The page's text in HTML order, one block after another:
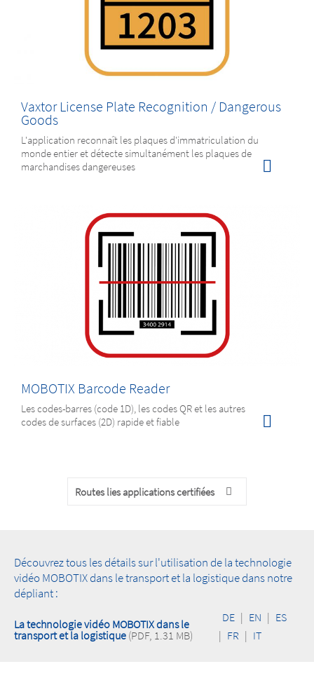
Vaxtor License Plate Recognition / Dangerous
Goods
L'application reconnaît les plaques d'immatriculation du
monde entier et détecte simultanément les plaques de
marchandises dangereuses
MOBOTIX Barcode Reader
Les codes-barres (code 1D), les codes QR et les autres
codes de surfaces (2D) rapide et fiable
Routes lies applications certifiées
Découvrez tous les détails sur l'utilisation de la technologie
vidéo MOBOTIX dans le transport et la logistique dans notre
dépliant :
La technologie vidéo MOBOTIX dans le
transport et la logistique (PDF, 1.31 MB)
DE | EN | ES
| FR | IT